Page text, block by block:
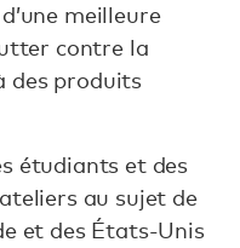
meilleure
contre la
des produits
étudiants et des
au sujet de
et des États-Unis